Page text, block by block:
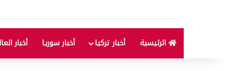
الرئيسية أخبار تركيا أخبار سوريا أخبار